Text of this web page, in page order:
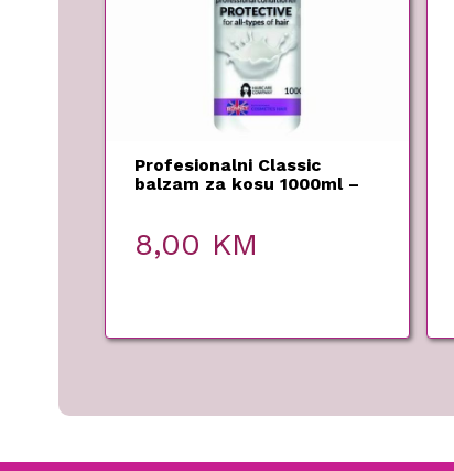
Profesionalni Classic
balzam za kosu 1000ml –
8,00 KM